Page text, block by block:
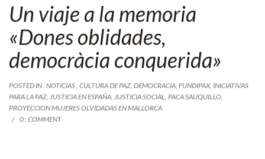
Un viaje a la memoria
«Dones oblidades,
democràcia conquerida»
POSTED IN :NOTICIAS, CULTURA DE PAZ, DEMOCRACIA, FUNDIPAX, INICIATIVAS
PARA LA PAZ, JUSTICIA EN ESPAÑA, JUSTICIA SOCIAL, PACA SAUQUILLO,
PROYECCION MUJERES OLVIDADAS EN MALLORCA
0 : COMMENT